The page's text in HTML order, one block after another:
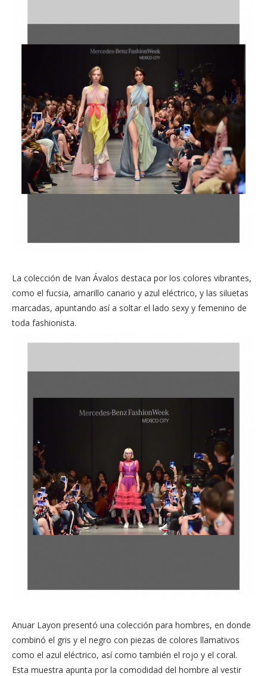
La colección de Ivan Ávalos destaca por los colores vibrantes,
como el fucsia, amarillo canario y azul eléctrico, y las siluetas
marcadas, apuntando así a soltar el lado sexy y femenino de
toda fashionista.
Anuar Layon presentó una colección para hombres, en donde
combinó el gris y el negro con piezas de colores llamativos
como el azul eléctrico, así como también el rojo y el coral.
Esta muestra apunta por la comodidad del hombre al vestir